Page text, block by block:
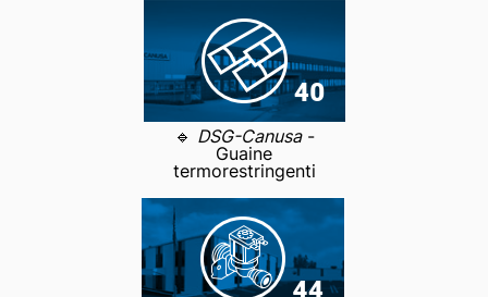
🔹 DSG-Canusa-
Guaine
termorestringenti